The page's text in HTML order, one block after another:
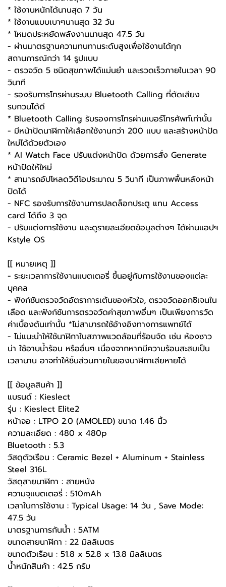
* ใช้งานหนักได้นานสุด 7 วัน
* ใช้งานแบบเบาๆนานสุด 32 วัน
* โหมดประหยัดพลังงานนานสุด 47.5 วัน
- ผ่านมาตรฐานความทนทานระดับสูงเพื่อใช้งานได้ทุก
สถานการณ์กว่า 14 รูปแบบ
- ตรวจวัด 5 ชนิดสุขภาพได้แม่นยำ และรวดเร็วภายในเวลา 90
วินาที
- รองรับการโทรผ่านระบบ Bluetooth Calling ที่ตัดเสียง
รบกวนได้ดี
* Bluetooth Calling รับรองการโทรผ่านเบอร์โทรศัพท์เท่านั้น
- มีหน้าปัดนาฬิกาให้เลือกใช้งานกว่า 200 แบบ และสร้างหน้าปัด
ใหม่ได้ด้วยตัวเอง
* AI Watch Face ปรับแต่งหน้าปัด ด้วยการสั่ง Generate
หน้าปัดให้ใหม่
* สามารถอัปโหลดวิดีโอประมาณ 5 วินาที เป็นภาพพื้นหลังหน้า
ปัดได้
- NFC รองรับการใช้งานการปลดล็อกประตู แทน Access
card ได้ถึง 3 จุด
- ปรับแต่งการใช้งาน และดูรายละเอียดข้อมูลต่างๆ ได้ผ่านแอปฯ
Kstyle OS
[[ หมายเหตุ ]]
- ระยะเวลาการใช้งานแบตเตอรี่ ขึ้นอยู่กับการใช้งานของแต่ละ
บุคคล
- ฟังก์ชันตรวจวัดอัตราการเต้นของหัวใจ, ตรวจวัดออกซิเจนใน
เลือด และฟังก์ชันการตรวจวัดค่าสุขภาพอื่นๆ เป็นเพียงการวัด
ค่าเบื้องต้นเท่านั้น *ไม่สามารถใช้อ้างอิงทางการแพทย์ได้
- ไม่แนะนำให้ใช้นาฬิกาในสภาพแวดล้อมที่ร้อนจัด เช่น ห้องซาว
น่า ใช้อาบน้ำร้อน หรืออื่นๆ เนื่องจากหากมีความร้อนสะสมเป็น
เวลานาน อาจทำให้ชิ้นส่วนภายในของนาฬิกาเสียหายได้
[[ ข้อมูลสินค้า ]]
แบรนด์ : Kieslect
รุ่น : Kieslect Elite2
หน้าจอ : LTPO 2.0 (AMOLED) ขนาด 1.46 นิ้ว
ความละเอียด : 480 x 480p
Bluetooth : 5.3
วัสดุตัวเรือน : Ceramic Bezel + Aluminum + Stainless
Steel 316L
วัสดุสายนาฬิกา : สายหนัง
ความจุแบตเตอรี่ : 510mAh
เวลาในการใช้งาน : Typical Usage: 14 วัน , Save Mode:
47.5 วัน
มาตรฐานการกันน้ำ : 5ATM
ขนาดสายนาฬิกา : 22 มิลลิเมตร
ขนาดตัวเรือน : 51.8 x 52.8 x 13.8 มิลลิเมตร
น้ำหนักสินค้า : 42.5 กรัม